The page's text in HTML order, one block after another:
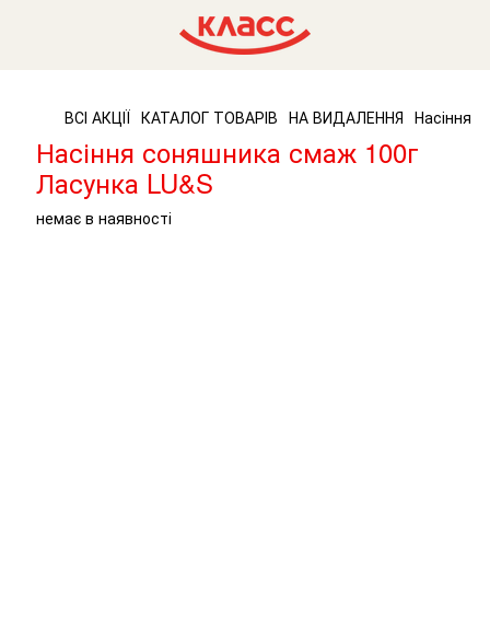
ВСІ АКЦІЇ КАТАЛОГ ТОВАРІВ НА ВИДАЛЕННЯ Насіння
Насіння соняшника смаж 100г
Ласунка LU&S
немає в наявності